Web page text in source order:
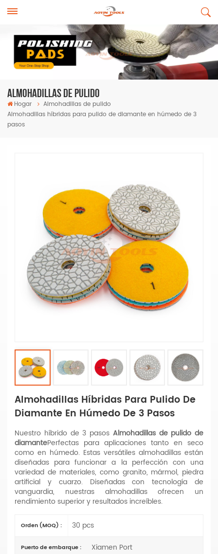
Almohadillas De Pulido
Hogar
Almohadillas de pulido
Almohadillas híbridas para pulido de diamante en húmedo de 3
pasos
Almohadillas Híbridas Para Pulido De
Diamante En Húmedo De 3 Pasos
Nuestro híbrido de 3 pasos Almohadillas de pulido de
diamantePerfectas para aplicaciones tanto en seco
como en húmedo. Estas versátiles almohadillas están
diseñadas para funcionar a la perfección con una
variedad de materiales, como granito, mármol, piedra
artificial y cuarzo. Diseñadas con tecnología de
vanguardia, nuestras almohadillas ofrecen un
rendimiento superior y resultados increíbles.
Orden (MOQ) : 30 pcs
Puerto de embarque : Xiamen Port